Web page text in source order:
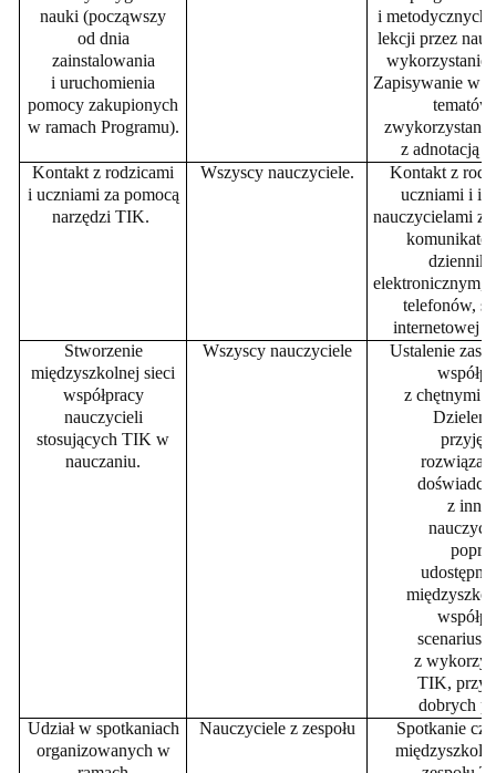
nauki (począwszy
od dnia
zainstalowania
i uruchomienia
pomocy zakupionych
w ramach Programu).
i metodycznych
lekcji przez
Zapisywanie w
tematów
z adnotacją
Kontakt z rodzicami
i uczniami za pomocą
narzędzi TIK.
Wszyscy nauczyciele.
Kontakt z
uczniami i
nauczycielami
elektronicznym,
telefonów,
internetowej
Stworzenie
międzyszkolnej sieci
współpracy
nauczycieli
stosujących TIK w
nauczaniu.
Wszyscy nauczyciele
Ustalenie
z chętnymi
z
wsp
z
TIK,
dobrych
Udział w spotkaniach
organizowanych w
Nauczyciele z zespołu
Spotkanie